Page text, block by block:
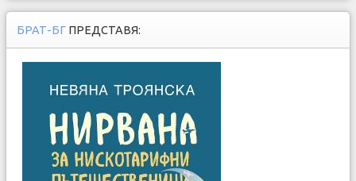
БРАТ-БГ ПРЕДСТАВЯ: